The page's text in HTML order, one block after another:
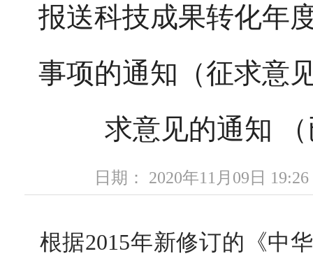
报送科技成果转化年
事项的通知（征求意
求意见的通知
日期： 2020年11月09日
根据2015年新修订的《中